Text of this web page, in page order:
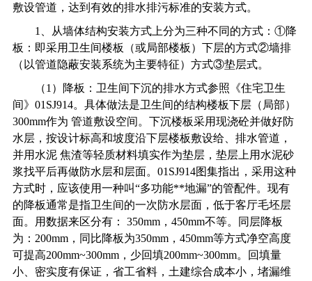
敷设管道，达到有效的排水排污标准的安装方式。
1
、从墙体结构安装方式上分为三种不同的方式：①降
板：即采用卫生间楼板（或局部楼板）下层的方式②墙排
（以管道隐蔽安装系统为主要特征）方式③垫层式。
（1）降板：卫生间下沉的排水方式参照《住宅卫生
间》01SJ914。具体做法是卫生间的结构楼板下层（局部）
300mm作为 管道敷设空间。下沉楼板采用现浇砼并做好防
水层，按设计标高和坡度沿下层楼板敷设给、排水管道，
并用水泥 焦渣等轻质材料填实作为垫层，垫层上用水泥砂
浆找平后再做防水层和层面。01SJ914图集指出，采用这种
方式时，应该使用一种叫“多功能**地漏”的管配件。现有
的降板通常是指卫生间的一次防水层面，低于客厅毛坯层
面。用数据来区分有： 350mm，450mm不等。同层降板
为：200mm，同比降板为350mm，450mm等方式净空高度
可提高200mm~300mm，少回填200mm~300mm。回填量
小、密实度有保证，省工省料，土建综合成本小，堵漏维